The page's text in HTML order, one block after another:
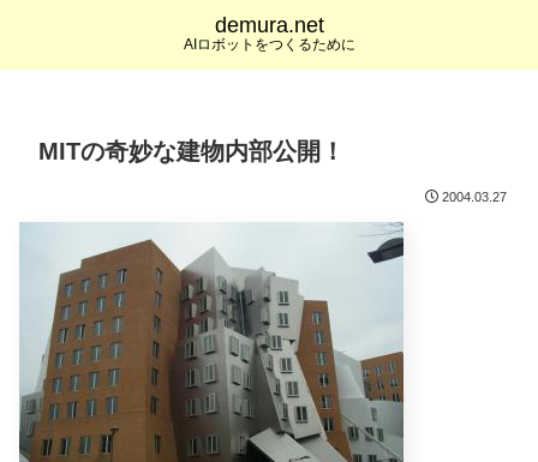
demura.net
AIロボットをつくるために
MITの奇妙な建物内部公開！
2004.03.27